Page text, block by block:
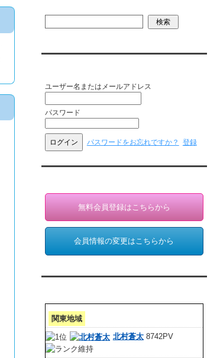
ユーザー名またはメールアドレス
パスワード
パスワードをお忘れですか？ 登録
無料会員登録はこちらから
会員情報の変更はこちらから
関東地域
北村蒼太8742PV